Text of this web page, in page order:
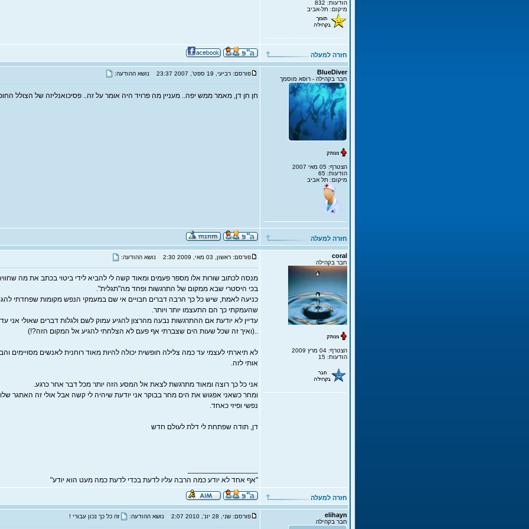
הודעות: 832
מיקום: תל-אביב
חזרה למעלה
BlueDiver
חבר בקהילה - רופא מוסמך
הצטרף: 05 מאי 2007
הודעות: 65
מיקום: תל אביב
פורסם: רביעי, 19 ספט', 2007 23:37 נושא ההודעה:
חן חן דן, מאמר ממש יפה.. מעניין מה פרויד היה אומר על זה.. פסיכואנליזה של הצולל
חזרה למעלה
coral
חבר בקהילה
הצטרף: 04 מרץ 2009
הודעות: 15
פורסם: ראשון, 03 מאי, 2009 2:30 נושא ההודעה:
מנסה לכתוב שורות אלו מספר פעמים ומאוד קשה לי להביא לידי ביטוי בכתב את מה
בכי היסטרי שבא ממקום של התרגשות ופחד מה"תגלית".
כניעה לאמת, שיש כל כך הרבה דברים חבויים אי שם במעמקי הנפש מקומות שפחדתי
שהעמקתי כך הם התעצמו יותר ויותר.
עדיין לא יודעת אם ההתרגשות נבעה מהרצון להגיע עמוק לשם ולגלות דברים שאולי אני
..(ואיך זה שכל שעות הים שצברתי אף פעם לא הצלחתי להגיע אל המקום הזה?!)
לא תיארתי לעצמי עד כמה צלילה חופשית יכולה להיות מאוד רוחנית לאנשים מסויימים
אותי לזה.
אני כל כך רוצה ומאוד מתרגשת לצאת אל המסע הזה יותר מכל דבר אחר כרגע.
ומחר כשאני אפגוש את הים מחר בבוקר אני יודעת שיהיה לי קשה אבל אולי זה האתגר שלו
נפשי ופיזי כאחד.
דן, תודה שפתחת לי דלת לעולם חדש
"אף אחד לא יודע כמה הרבה עליו לדעת בכדי לדעת כמה מעט הוא יודע"
חזרה למעלה
elihayn
חבר בקהילה
פורסם: שני, 28 יונ', 2010 2:07 נושא ההודעה: זה כל כך נכון עבורי !